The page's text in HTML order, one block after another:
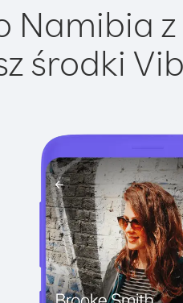
Namibia
środki